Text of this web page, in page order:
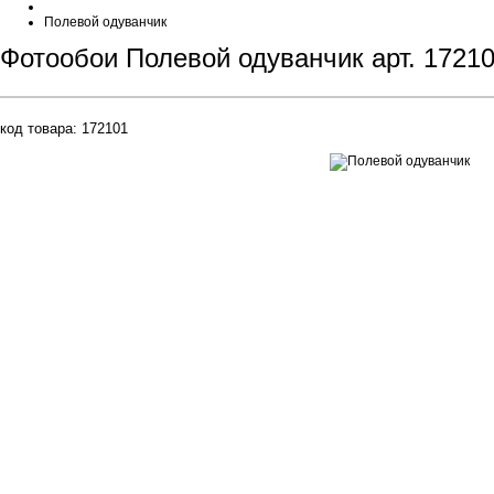
Полевой одуванчик
Фотообои Полевой одуванчик арт.
код товара: 172101